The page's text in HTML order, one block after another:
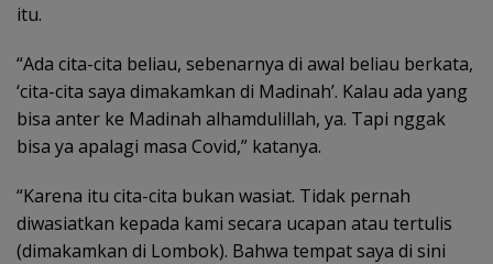
itu.
“Ada cita-cita beliau, sebenarnya di awal beliau berkata,
‘cita-cita saya dimakamkan di Madinah’. Kalau ada yang
bisa anter ke Madinah alhamdulillah, ya. Tapi nggak
bisa ya apalagi masa Covid,” katanya.
“Karena itu cita-cita bukan wasiat. Tidak pernah
diwasiatkan kepada kami secara ucapan atau tertulis
(dimakamkan di Lombok). Bahwa tempat saya di sini